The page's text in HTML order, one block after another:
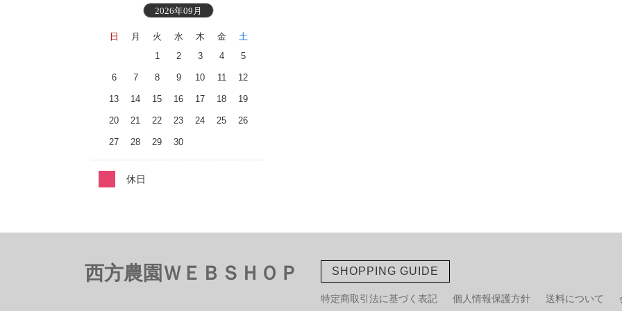
2026年09月
日 月 火 水 木 金
土
1
2 3 4 5
6 7 8 9 10 11 12
13 14 15 16 17 18 19
20 21 22 23 24 25 26
27 28 29 30
休日
SHOPPING GUIDE
特定商取引法に基づく表記 個人情報保護方針 送料について
西方農園ＷＥＢＳＨＯＰ